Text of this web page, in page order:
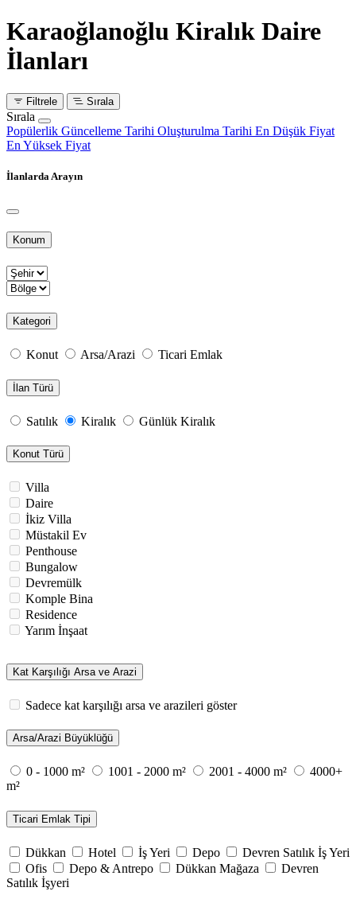
Karaoğlanoğlu Kiralık Daire
İlanları
Filtrele Sırala
Sırala
Popülerlik Güncelleme Tarihi Oluşturulma Tarihi En Düşük Fiyat
En Yüksek Fiyat
İlanlarda Arayın
Konum
Kategori
Konut Arsa/Arazi Ticari Emlak
İlan Türü
Satılık Kiralık Günlük Kiralık
Konut Türü
Villa
Daire
İkiz Villa
Müstakil Ev
Penthouse
Bungalow
Devremülk
Komple Bina
Residence
Yarım İnşaat
Kat Karşılığı Arsa ve Arazi
Sadece kat karşılığı arsa ve arazileri göster
Arsa/Arazi Büyüklüğü
0 - 1000 m² 1001 - 2000 m² 2001 - 4000 m²
4000+
m²
Ticari Emlak Tipi
Dükkan Hotel İş Yeri Depo
Devren Satılık İş Yeri
Ofis
Depo & Antrepo Dükkan Mağaza
Devren
Satılık İşyeri